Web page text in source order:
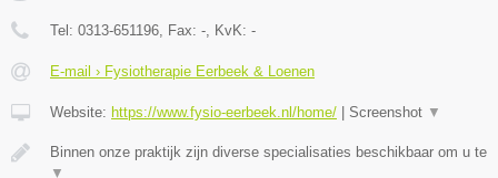
Tel: 0313-651196 , Fax: - , KvK: -
E-mail › Fysiotherapie Eerbeek & Loenen
Website: https://www.fysio-eerbeek.nl/home/ | Screenshot ▼
Binnen onze praktijk zijn diverse specialisaties beschikbaar om u te
▼